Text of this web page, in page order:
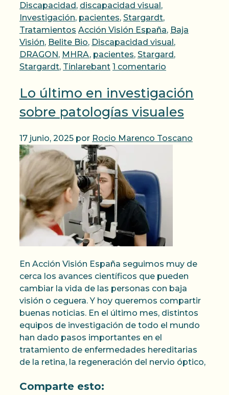
Discapacidad , discapacidad visual ,
Investigación, pacientes, Stargardt,
Tratamientos Etiquetas
Acción Visión España, Baja
Visión, Belite Bio, Discapacidad visual ,
DRAGON , MHRA, pacientes, Stargard ,
Stargardt, Tinlarebant 1 comentario
Lo último en investigación
sobre patologías visuales
17 junio, 2025 por Rocio Marenco Toscano
En Acción Visión España seguimos muy de
cerca los avances científicos que pueden
cambiar la vida de las personas con baja
visión o ceguera. Y hoy queremos compartir
buenas noticias. En el último mes, distintos
equipos de investigación de todo el mundo
han dado pasos importantes en el
tratamiento de enfermedades hereditarias
de la retina, la regeneración del nervio óptico,
Comparte esto: